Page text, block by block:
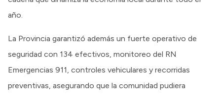
año.
La Provincia garantizó además un fuerte operativo de
seguridad con 134 efectivos, monitoreo del RN
Emergencias 911, controles vehiculares y recorridas
preventivas, asegurando que la comunidad pudiera